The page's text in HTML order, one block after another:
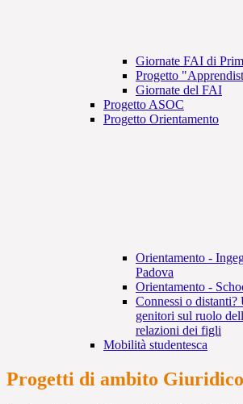
Giornate FAI di
Progetto
Giornate del FAI
Progetto ASOC
Progetto Orientamento
Orientamento -
Padova
Orientamento -
Connessi o
genitori sul ruolo
relazioni dei figli
Mobilità studentesca
Progetti di ambito